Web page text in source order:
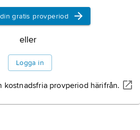
gratis provperiod
eller
Logga in
kostnadsfria provperiod härifrån.